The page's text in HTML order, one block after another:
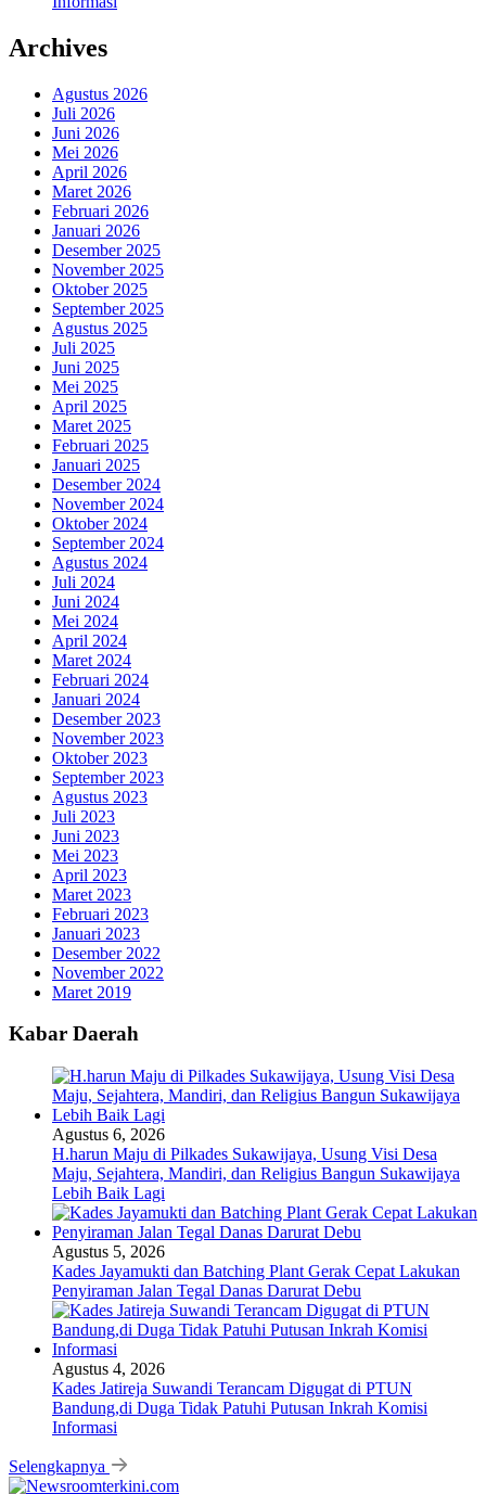
Archives
Agustus 2026
Juli 2026
Juni 2026
Mei 2026
April 2026
Maret 2026
Februari 2026
Januari 2026
Desember 2025
November 2025
Oktober 2025
September 2025
Agustus 2025
Juli 2025
Juni 2025
Mei 2025
April 2025
Maret 2025
Februari 2025
Januari 2025
Desember 2024
November 2024
Oktober 2024
September 2024
Agustus 2024
Juli 2024
Juni 2024
Mei 2024
April 2024
Maret 2024
Februari 2024
Januari 2024
Desember 2023
November 2023
Oktober 2023
September 2023
Agustus 2023
Juli 2023
Juni 2023
Mei 2023
April 2023
Maret 2023
Februari 2023
Januari 2023
Desember 2022
November 2022
Maret 2019
Kabar Daerah
Agustus 6, 2026
H.harun Maju di Pilkades Sukawijaya, Usung Visi Desa
Maju, Sejahtera, Mandiri, dan Religius Bangun Sukawijaya
Lebih Baik Lagi
Agustus 5, 2026
Kades Jayamukti dan Batching Plant Gerak Cepat Lakukan
Penyiraman Jalan Tegal Danas Darurat Debu
Agustus 4, 2026
Kades Jatireja Suwandi Terancam Digugat di PTUN
Bandung,di Duga Tidak Patuhi Putusan Inkrah Komisi
Informasi
Selengkapnya